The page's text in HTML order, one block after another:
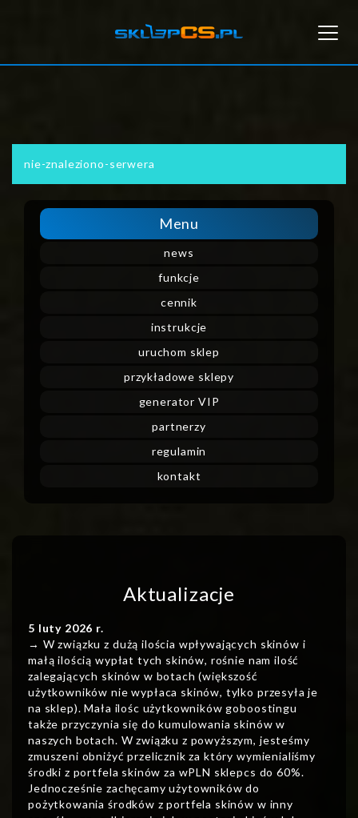
nie-znaleziono-serwera
Menu
news
funkcje
cennik
instrukcje
uruchom sklep
przykładowe sklepy
generator VIP
partnerzy
regulamin
kontakt
Aktualizacje
5 luty 2026 r.
→ W związku z dużą ilościa wpływających skinów i
małą ilością wypłat tych skinów, rośnie nam ilość
zalegających skinów w botach (większość
użytkowników nie wypłaca skinów, tylko przesyła je
na sklep). Mała ilośc użytkowników goboostingu
także przyczynia się do kumulowania skinów w
naszych botach. W związku z powyższym, jesteśmy
zmuszeni obniżyć przelicznik za który wymienialiśmy
środki z portfela skinów za wPLN sklepcs do 60%.
Jednocześnie zachęcamy użytowników do
pożytkowania środków z portfela skinów w inny